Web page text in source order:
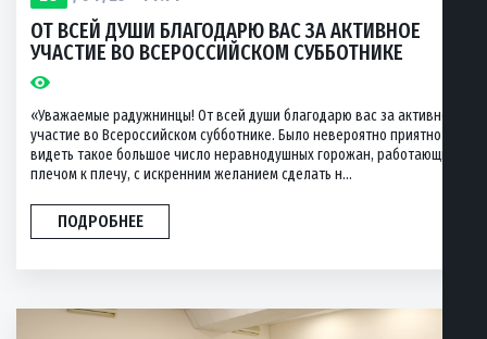
ОТ ВСЕЙ ДУШИ БЛАГОДАРЮ ВАС ЗА АКТИВНОЕ
УЧАСТИЕ ВО ВСЕРОССИЙСКОМ СУББОТНИКЕ
«Уважаемые радужнинцы! От всей души благодарю вас за активное
участие во Всероссийском субботнике. Было невероятно приятно
видеть такое большое число неравнодушных горожан, работающих
плечом к плечу, с искренним желанием сделать н...
ПОДРОБНЕЕ